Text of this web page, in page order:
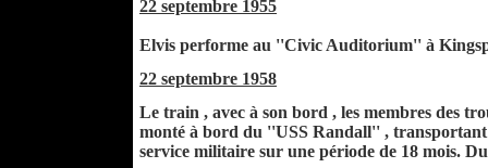
22 septembre 1955
Elvis performe au ''Civic Auditorium'' à
22 septembre 1958
Le train , avec à son bord , les membres des
monté à bord du ''USS Randall'' , transportant
service militaire sur une période de 18 mois.